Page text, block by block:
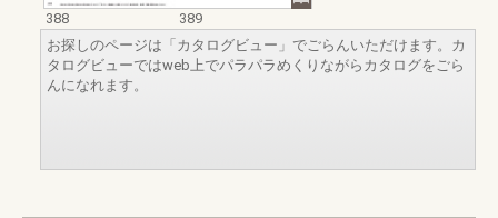
388
389
お探しのページは「カタログビュー」でごらんいただけます。カ
タログビューではweb上でパラパラめくりながらカタログをごら
んになれます。